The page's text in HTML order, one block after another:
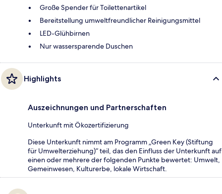
Große Spender für Toilettenartikel
Bereitstellung umweltfreundlicher Reinigungsmittel
LED-Glühbirnen
Nur wassersparende Duschen
Highlights
Auszeichnungen und Partnerschaften
Unterkunft mit Ökozertifizierung
Diese Unterkunft nimmt am Programm „Green Key (Stiftung
für Umwelterziehung)“ teil, das den Einfluss der Unterkunft auf
einen oder mehrere der folgenden Punkte bewertet: Umwelt,
Gemeinwesen, Kulturerbe, lokale Wirtschaft.